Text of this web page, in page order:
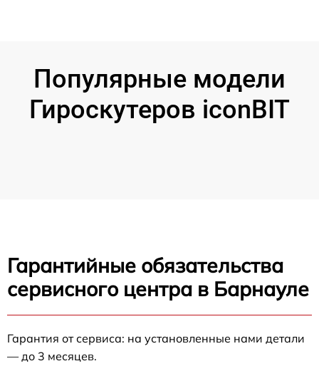
Популярные модели
Гироскутеров iconBIT
Гарантийные обязательства
сервисного центра в Барнауле
Гарантия от сервиса: на установленные нами детали
— до 3 месяцев.